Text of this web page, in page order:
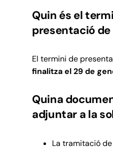
Quin és el
presentació de
El termini de
finalitza el 29 de
Quina
adjuntar a la
La tramitació